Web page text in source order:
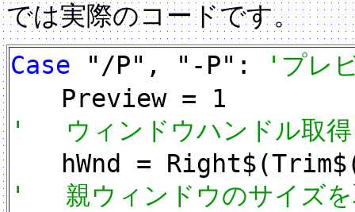
では実際のコードです。
Case "/P", "-P":
'プレ
Preview = 1
' ウィンドウハンドル取得
hWnd =
' 親ウィンドウのサイズを